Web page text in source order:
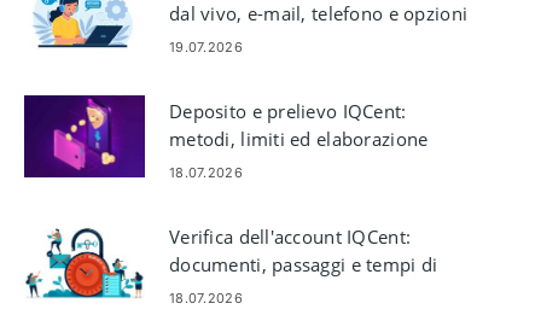
dal vivo, e-mail, telefono e opzioni
di aiuto
19.07.2026
Deposito e prelievo IQCent:
metodi, limiti ed elaborazione
18.07.2026
Verifica dell'account IQCent:
documenti, passaggi e tempi di
elaborazione
18.07.2026